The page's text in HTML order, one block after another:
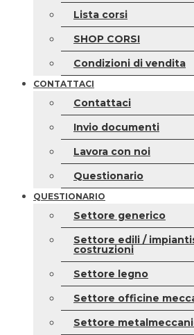
Lista corsi
SHOP CORSI
Condizioni di vendita
CONTATTACI
Contattaci
Invio documenti
Lavora con noi
Questionario
QUESTIONARIO
Settore generico
Settore edili /
costruzioni
Settore legno
Settore officine
Settore